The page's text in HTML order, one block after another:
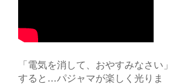
「電気を消して、おやすみなさい」
すると…パジャマが楽しく光りま